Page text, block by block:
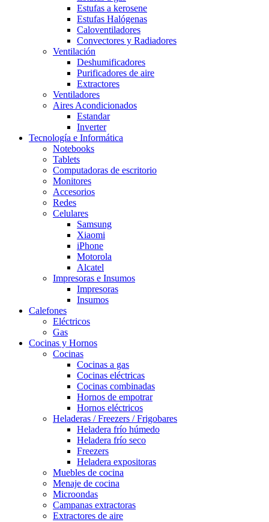
Estufas a kerosene
Estufas Halógenas
Caloventiladores
Convectores y Radiadores
Ventilación
Deshumificadores
Purificadores de aire
Extractores
Ventiladores
Aires Acondicionados
Estandar
Inverter
Tecnología e Informática
Notebooks
Tablets
Computadoras de escritorio
Monitores
Accesorios
Redes
Celulares
Samsung
Xiaomi
iPhone
Motorola
Alcatel
Impresoras e Insumos
Impresoras
Insumos
Calefones
Eléctricos
Gas
Cocinas y Hornos
Cocinas
Cocinas a gas
Cocinas eléctricas
Cocinas combinadas
Hornos de empotrar
Hornos eléctricos
Heladeras / Freezers / Frigobares
Heladera frío húmedo
Heladera frío seco
Freezers
Heladera expositoras
Muebles de cocina
Menaje de cocina
Microondas
Campanas extractoras
Extractores de aire